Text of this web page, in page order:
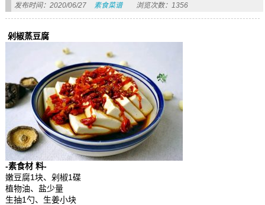
发布时间：2020/06/27 素食菜谱 浏览次数：1356
剁椒蒸豆腐
-素食材 料-
嫩豆腐1块、剁椒1碟
植物油、盐少量
生抽1勺、生姜小块